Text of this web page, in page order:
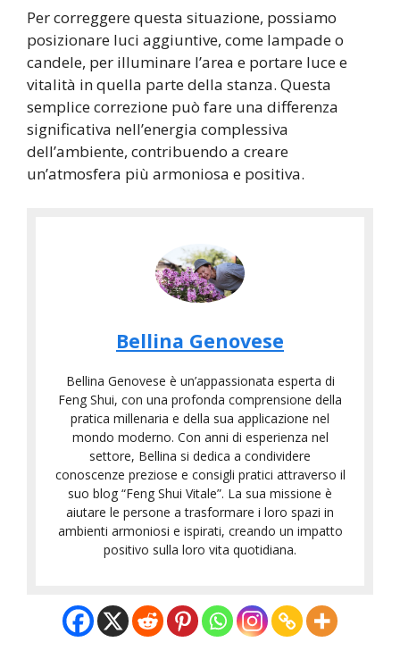
Per correggere questa situazione, possiamo
posizionare luci aggiuntive, come lampade o
candele, per illuminare l’area e portare luce e
vitalità in quella parte della stanza. Questa
semplice correzione può fare una differenza
significativa nell’energia complessiva
dell’ambiente, contribuendo a creare
un’atmosfera più armoniosa e positiva.
Bellina Genovese
Bellina Genovese è un’appassionata esperta di
Feng Shui, con una profonda comprensione della
pratica millenaria e della sua applicazione nel
mondo moderno. Con anni di esperienza nel
settore, Bellina si dedica a condividere
conoscenze preziose e consigli pratici attraverso il
suo blog “Feng Shui Vitale”. La sua missione è
aiutare le persone a trasformare i loro spazi in
ambienti armoniosi e ispirati, creando un impatto
positivo sulla loro vita quotidiana.